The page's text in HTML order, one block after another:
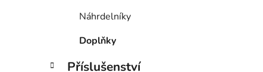
Náhrdelníky
Doplňky
Příslušenství